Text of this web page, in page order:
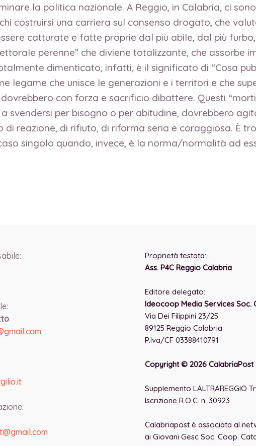
la politica nazionale. A Reggio, in Calabria, ci
costruirsi una carriera sul consenso drogato, che
catturate e fatte proprie dal più abile, dal più
perenne” che diviene totalizzante, che assorbe
dimenticato, infatti, è il significato di “Cosa
legame che unisce le generazioni e i territori e che
con forza e sacrificio dibattere. Questi
svendersi per bisogno o per abitudine, dovrebbero
reazione, di rifiuto, di riforma seria e coraggiosa. È
singolo quando, invece, è la norma/normalità ad
gmail.com
Proprietà testata:
Ass. P4C Reggio Calabria
Editore delegato:
Ideocoop Media Services Soc.
Via Dei Filippini 23/25
89125 Reggio Calabria
P.Iva/CF 03388410791
Copyright © 2026 CalabriaPost
Supplemento LALTRAREGGIO
Iscrizione R.O.C. n. 30923
Calabriapost è associata al
ai Giovani Gesc Soc. Coop.